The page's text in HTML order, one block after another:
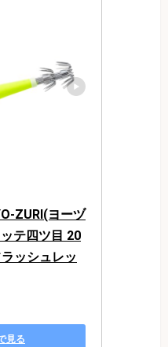
ZURI(ヨーヅ
テ四ツ目 20
ッシュレッ
見る